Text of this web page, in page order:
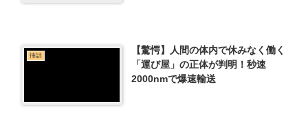
挿話
【驚愕】人間の体内で休みなく働く
「運び屋」の正体が判明！秒速
2000nmで爆速輸送